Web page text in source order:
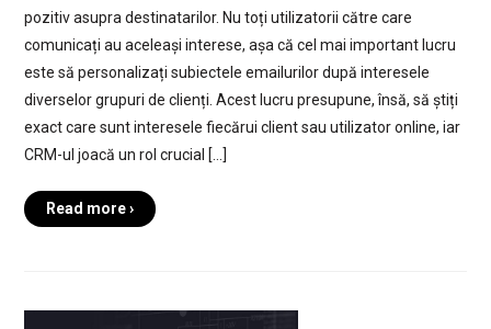
pozitiv asupra destinatarilor. Nu toți utilizatorii către care
comunicați au aceleași interese, așa că cel mai important lucru
este să personalizați subiectele emailurilor după interesele
diverselor grupuri de clienți. Acest lucru presupune, însă, să știți
exact care sunt interesele fiecărui client sau utilizator online, iar
CRM-ul joacă un rol crucial […]
Read more ›